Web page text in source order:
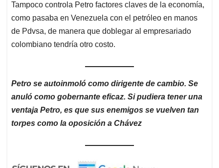
Tampoco controla Petro factores claves de la economía,
como pasaba en Venezuela con el petróleo en manos
de Pdvsa, de manera que doblegar al empresariado
colombiano tendría otro costo.
Petro se autoinmoló como dirigente de cambio. Se
anuló como gobernante eficaz. Si pudiera tener una
ventaja Petro, es que sus enemigos se vuelven tan
torpes como la oposición a Chávez